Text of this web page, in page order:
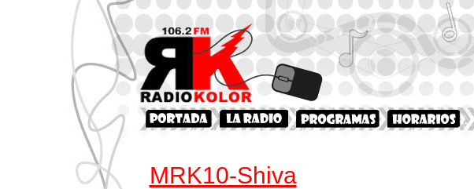
MRK10-Shiva